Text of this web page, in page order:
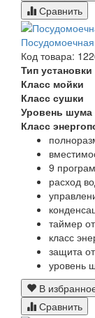
Сравнить
Код товара:
Тип установки
Класс мойки
Класс сушки
Уровень шума
Класс
9
расход
таймер
класс
защита
уровень
В
Сравнить